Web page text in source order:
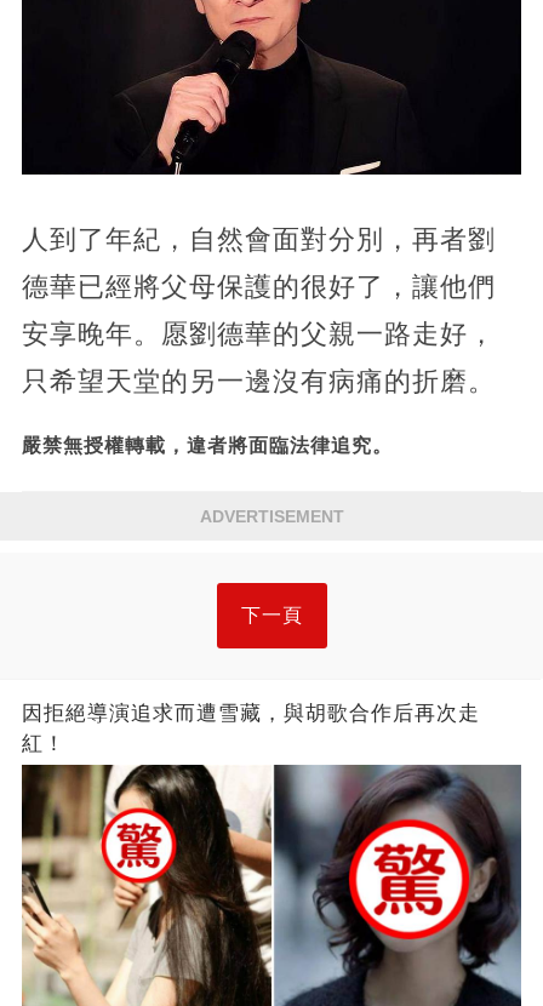
人到了年紀，自然會面對分別，再者劉
德華已經將父母保護的很好了，讓他們
安享晚年。愿劉德華的父親一路走好，
只希望天堂的另一邊沒有病痛的折磨。
嚴禁無授權轉載，違者將面臨法律追究。
ADVERTISEMENT
下一頁
因拒絕導演追求而遭雪藏，與胡歌合作后再次走
紅！